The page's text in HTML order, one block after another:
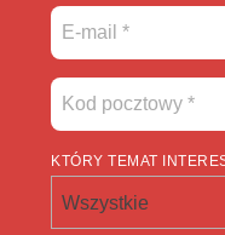
KTÓRY TEMAT
Wszystkie